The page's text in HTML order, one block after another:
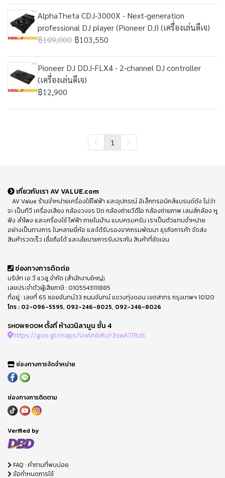
AlphaTheta CDJ-3000X - Next-generation
professional DJ player (Pioneer DJ) (เครื่องเล่นดีเจ)
฿109,000 ฿103,550
Pioneer DJ DDJ-FLX4 - 2-channel DJ controller
(เครื่องเล่นดีเจ)
฿12,900
1
เกี่ยวกับเรา AV VALUE.com
AV Value ร้านจำหน่ายเครื่องใช้ไฟฟ้า และอุปกรณ์ อิเล็กทรอนิกส์แบรนด์ดัง ไม่ว่า
จะ เป็นทีวี เครื่องเสียง กล้องวงจร ปิด กล้องถ่ายวีดีโอ กล้องถ่ายภาพ เลนส์กล้อง หู
ฟัง ลำโพง และเครื่องใช้ ไฟฟ้า ภายในบ้าน แบบครบครัน เราเป็นตัวแทนจำหน่าย
อย่างเป็นทางการ ในหลายยี่ห้อ และได้รับรองจากกรมพัฒนา ธุรกิจการค้า จัดส่ง
สินค้ารวดเร็ว เชื่อถือได้ และนโยบายการรับประกัน สินค้าที่ชัดเจน
ช่องทางการติดต่อ
บริษัท เอ วี แวลู จำกัด (สำนักงานใหญ่)
เลขประจำตัวผู้เสียภาษี : 0105543111885
ที่อยู่ : เลขที่ 65 ซอยจันทน์33 ถนนจันทน์ แขวงทุ่งดอน เขตสาทร กรุงเทพฯ 10120
โทร : 02-096-5595, 092-246-8025, 092-246-8026
SHOWROOM ตั้งที่ ห้างวนิลามูน ชั้น 4
https://goo.gl/maps/UwVnbRuY3swA719z6
ช่องทางการจัดจำหน่าย
ช่องทางการติดตาม
Verified by
FAQ : คำถามที่พบบ่อย
ข้อกำหนดการใช้